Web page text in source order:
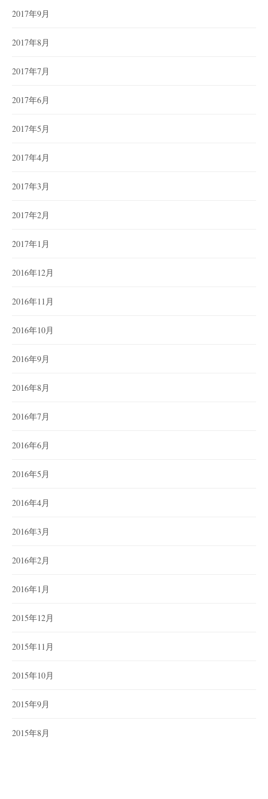
2017年9月
2017年8月
2017年7月
2017年6月
2017年5月
2017年4月
2017年3月
2017年2月
2017年1月
2016年12月
2016年11月
2016年10月
2016年9月
2016年8月
2016年7月
2016年6月
2016年5月
2016年4月
2016年3月
2016年2月
2016年1月
2015年12月
2015年11月
2015年10月
2015年9月
2015年8月